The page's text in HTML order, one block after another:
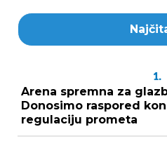
1.
Arena spremna za
Donosimo raspored
regulaciju prometa